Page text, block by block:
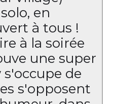
en
à tous !
à la soirée
une super
s'occupe de
s'opposent